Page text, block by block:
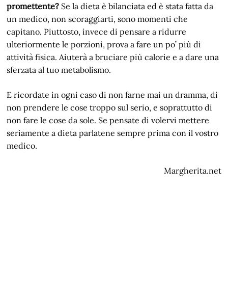
promettente? Se la dieta è bilanciata ed è stata fatta da
un medico, non scoraggiarti, sono momenti che
capitano. Piuttosto, invece di pensare a ridurre
ulteriormente le porzioni, prova a fare un po’ più di
attività fisica. Aiuterà a bruciare più calorie e a dare una
sferzata al tuo metabolismo.
E ricordate in ogni caso di non farne mai un dramma, di
non prendere le cose troppo sul serio, e soprattutto di
non fare le cose da sole. Se pensate di volervi mettere
seriamente a dieta parlatene sempre prima con il vostro
medico.
Margherita.net